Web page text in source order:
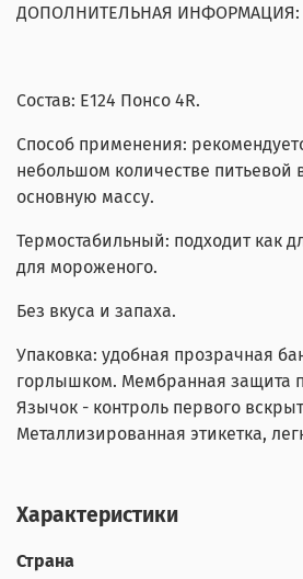
ДОПОЛНИТЕЛЬНАЯ ИНФОРМАЦИЯ:
Состав: Е124 Понсо 4R.
Способ применения:
небольшом количестве питьевой
основную массу.
Термостабильный: подходит как
для мороженого.
Без вкуса и запаха.
Упаковка: удобная прозрачная
горлышком. Мембранная защита
Язычок - контроль первого
Металлизированная этикетка,
Характеристики
Страна